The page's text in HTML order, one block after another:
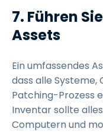
7. Führen
Assets
Ein umfassendes
dass alle Systeme,
Patching-Prozess
Inventar sollte
Computern und